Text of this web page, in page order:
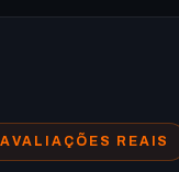
AVALIAÇÕES REAIS